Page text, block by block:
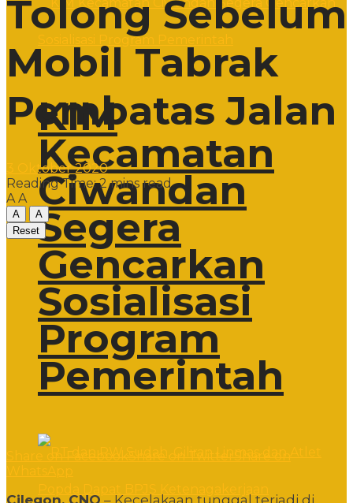
KIM
Kecamatan
Ciwandan
Segera
Gencarkan
Sosialisasi
Program
Pemerintah
Tolong Sebelum
Mobil Tabrak
Pembatas Jalan
3 Oktober 2020
Reading Time: 2 mins read
A A
A
A
Reset